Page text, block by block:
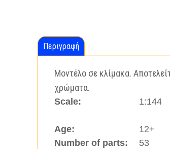
Περιγραφή
Μοντέλο σε κλίμακα.
χρώματα.
Scale: 1:144
Age:
12+
Number of parts:
53